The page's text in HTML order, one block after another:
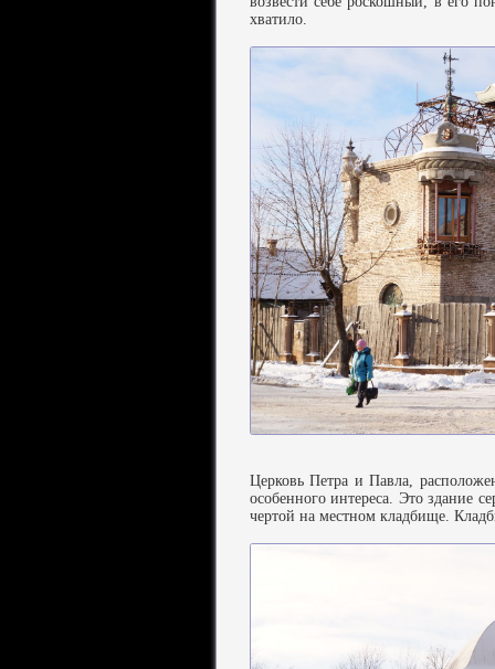
хватило.
Церковь Петра и Павла,
особенного интереса. Это здание
чертой на местном кладбище.